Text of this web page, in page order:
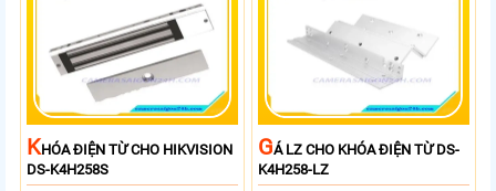
hoạt trong cách sử dụng như vân
tay, mật khẩu và thẻ từ đảm bảo
kiểm soát ra vào hiệu quả.
bên trong ở góc 90 độ.
KHÓA ĐIỆN TỪ CHO HIKVISION
DS-K4H258S
GÁ LZ CHO KHÓA ĐIỆN TỪ DS-
K4H258-LZ